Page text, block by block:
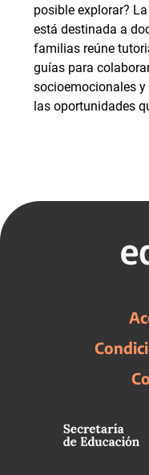
posible explorar?
está destinada a
familias reúne
guías para
socioemocionales
las oportunidades